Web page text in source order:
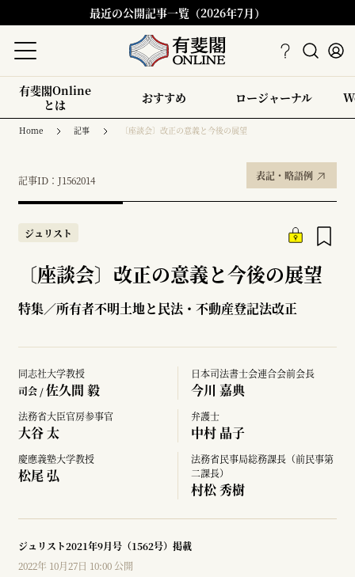
最近の公開記事一覧（2026年7月）
有斐閣Online
とは
おすすめ ロージャーナル
Home 記事 〔座談会〕改正の意義と今後の展望
記事ID：J1562014 表記・略語例
ジュリスト
〔座談会〕改正の意義と今後の展望
特集／所有者不明土地と民法・不動産登記法改正
同志社大学教授
司会 /佐久間 毅
日本司法書士会連合会前会長
今川 嘉典
法務省大臣官房参事官
大谷 太
弁護士
中村 晶子
慶應義塾大学教授
松尾 弘
法務省民事局総務課長（前民事第
二課長）
村松 秀樹
ジュリスト2021年9月号（1562号）掲載
2022年 10月27日 10:00 公開